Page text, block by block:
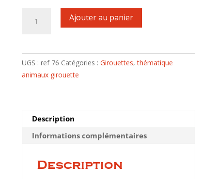
Calèche
attelage
Ajouter au panier
UGS : ref 76 Catégories : Girouettes,thématique
animaux girouette
Description
Informations complémentaires
Description